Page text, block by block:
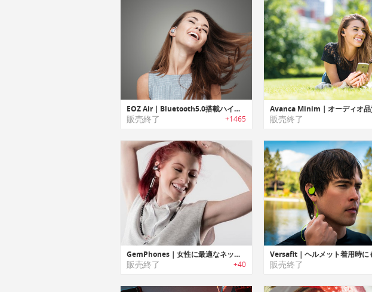
EOZ Air｜Bluetooth5.0搭載ハイレゾ完全ワイヤレスイヤホン「イオーズエアー」
販売終了 +1465 販売終了
GemPhones｜女性に最適なネックレススタイルワイヤレスBluetoothイヤホン「ジェムホン」
販売終了 +40 販売終了